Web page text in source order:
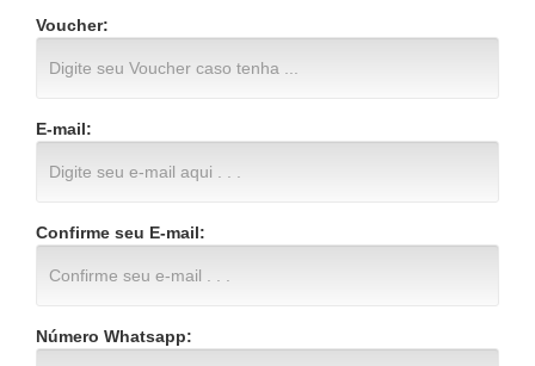
Voucher:
E-mail:
Confirme seu E-mail:
Número Whatsapp: